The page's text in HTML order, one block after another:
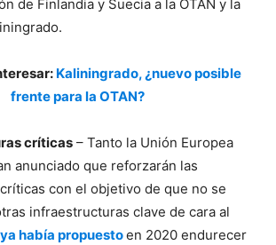
de Finlandia y Suecia a la OTAN y la
Kaliningrado, ¿nuevo posible
frente para la OTAN?
críticas – Tanto la Unión Europea
anunciado que reforzarán las
con el objetivo de que no se
infraestructuras clave de cara al
ya había propuestoen 2020 endurecer